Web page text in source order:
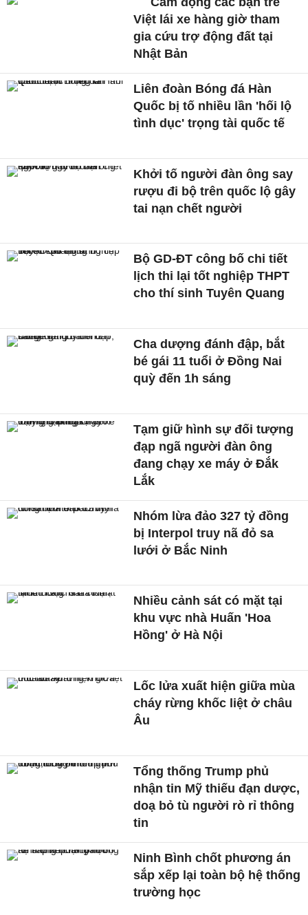
Việt lái xe hàng giờ tham
gia cứu trợ động đất tại
Nhật Bản
Liên đoàn Bóng đá Hàn
Quốc bị tố nhiều lần 'hối lộ
tình dục' trọng tài quốc tế
Khởi tố người đàn ông say
rượu đi bộ trên quốc lộ gây
tai nạn chết người
Bộ GD-ĐT công bố chi tiết
lịch thi lại tốt nghiệp THPT
cho thí sinh Tuyên Quang
Cha dượng đánh đập, bắt
bé gái 11 tuổi ở Đồng Nai
quỳ đến 1h sáng
Tạm giữ hình sự đối tượng
đạp ngã người đàn ông
đang chạy xe máy ở Đắk
Lắk
Nhóm lừa đảo 327 tỷ đồng
bị Interpol truy nã đỏ sa
lưới ở Bắc Ninh
Nhiều cảnh sát có mặt tại
khu vực nhà Huấn 'Hoa
Hồng' ở Hà Nội
Lốc lửa xuất hiện giữa mùa
cháy rừng khốc liệt ở châu
Âu
Tổng thống Trump phủ
nhận tin Mỹ thiếu đạn dược,
doạ bỏ tù người rò rỉ thông
tin
Ninh Bình chốt phương án
sắp xếp lại toàn bộ hệ thống
trường học